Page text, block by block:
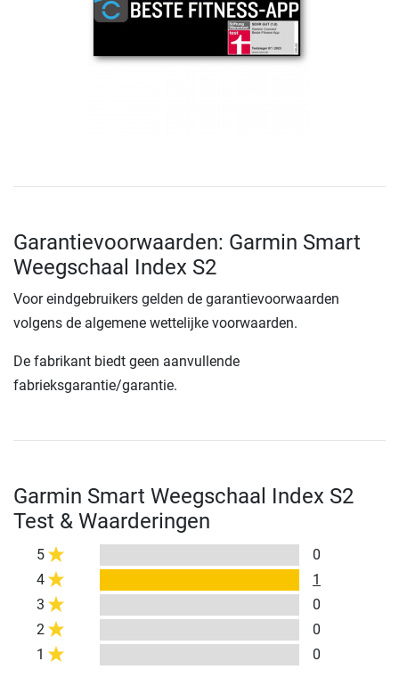
Garantievoorwaarden: Garmin Smart
Weegschaal Index S2
Voor eindgebruikers gelden de garantievoorwaarden
volgens de algemene wettelijke voorwaarden.
De fabrikant biedt geen aanvullende
fabrieksgarantie/garantie.
Garmin Smart Weegschaal Index S2
Test & Waarderingen
5
0
4
1
3
0
2
0
1
0